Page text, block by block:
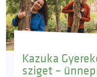
Kazuka
sziget –